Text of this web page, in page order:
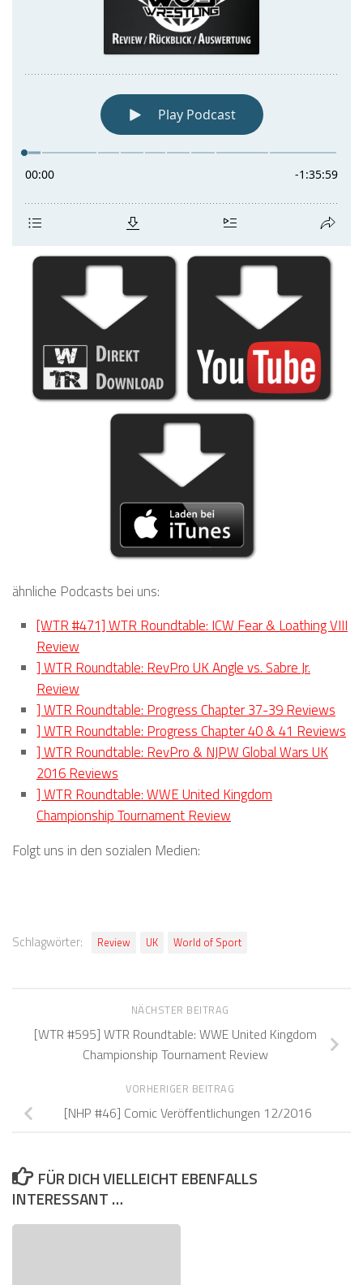
ähnliche Podcasts bei uns:
[WTR #471] WTR Roundtable: ICW Fear & Loathing VIII
Review
] WTR Roundtable: RevPro UK Angle vs. Sabre Jr.
Review
] WTR Roundtable: Progress Chapter 37-39 Reviews
] WTR Roundtable: Progress Chapter 40 & 41 Reviews
] WTR Roundtable: RevPro & NJPW Global Wars UK
2016 Reviews
] WTR Roundtable: WWE United Kingdom
Championship Tournament Review
Folgt uns in den sozialen Medien:
Schlagwörter: Review UK World of Sport
NÄCHSTER BEITRAG
[WTR #595] WTR Roundtable: WWE United Kingdom
Championship Tournament Review
VORHERIGER BEITRAG
[NHP #46] Comic Veröffentlichungen 12/2016
FÜR DICH VIELLEICHT EBENFALLS
INTERESSANT …